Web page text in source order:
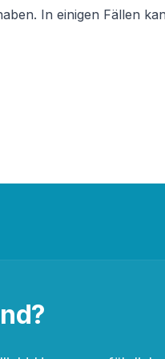
In einigen Fällen